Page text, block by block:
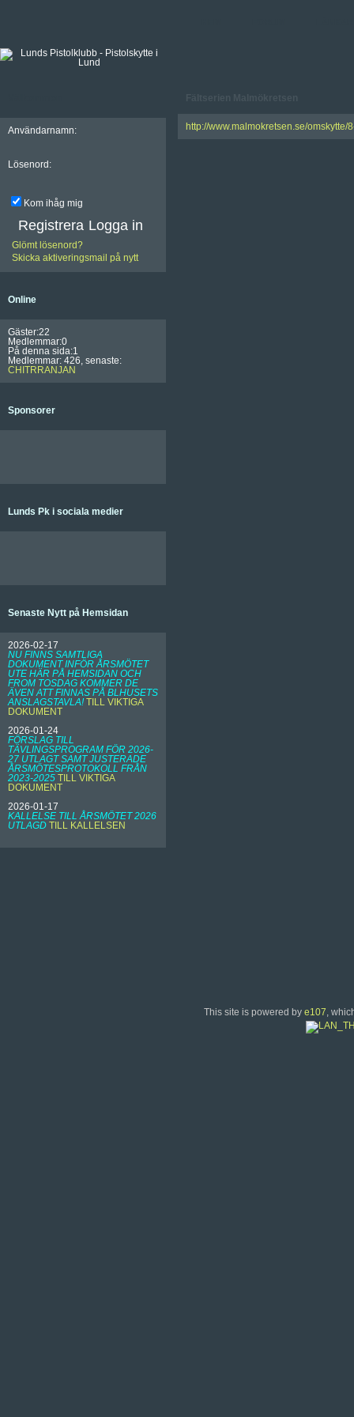
Användarnamn:
Lösenord:
Kom ihåg mig
Registrera
Glömt lösenord?
Skicka aktiveringsmail på nytt
Online
Gäster:22
Medlemmar:0
På denna sida:1
Medlemmar: 426, senaste:
CHITRRANJAN
Sponsorer
Lunds Pk i sociala medier
Senaste Nytt på Hemsidan
2026-02-17
NU FINNS SAMTLIGA
DOKUMENT INFÖR ÅRSMÖTET
UTE HÄR PÅ HEMSIDAN OCH
FROM TOSDAG KOMMER DE
ÄVEN ATT FINNAS PÅ BLHUSETS
ANSLAGSTAVLA! TILL VIKTIGA
DOKUMENT
2026-01-24
FÖRSLAG TILL
TÄVLINGSPROGRAM FÖR 2026-
27 UTLAGT SAMT JUSTERADE
ÅRSMÖTESPROTOKOLL FRÅN
2023-2025 TILL VIKTIGA
DOKUMENT
2026-01-17
KALLELSE TILL ÅRSMÖTET 2026
UTLAGD TILL KALLELSEN
http://www.malmokretsen.se/omskytte/
This site is powered bye107,